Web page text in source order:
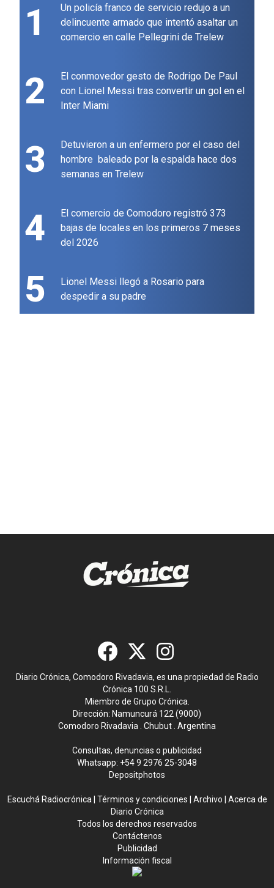
1
Un policía franco de servicio redujo a un
delincuente armado que intentó asaltar un
comercio en calle Pellegrini de Trelew
2
El conmovedor gesto de Rodrigo De Paul
con Lionel Messi tras convertir un gol en el
Inter Miami
3
Detuvieron a un enfermero por el caso del
hombre baleado por la espalda hace dos
semanas en Trelew
4
El comercio de Comodoro registró 373
bajas de locales en los primeros 7 meses
del 2026
5
Lionel Messi llegó a Rosario para
despedir a su padre
Diario Crónica, Comodoro Rivadavia, es una propiedad de Radio
Crónica 100 S.R.L.
Miembro de Grupo Crónica.
Dirección: Namuncurá 122 (9000)
Comodoro Rivadavia . Chubut . Argentina
Consultas, denuncias o publicidad
Whatsapp: +54 9 2976 25-3048
Depositphotos
Escuchá Radiocrónica Términos y condiciones Archivo
Acerca de
Diario Crónica
Todos los derechos reservados
Contáctenos
Publicidad
Información fiscal